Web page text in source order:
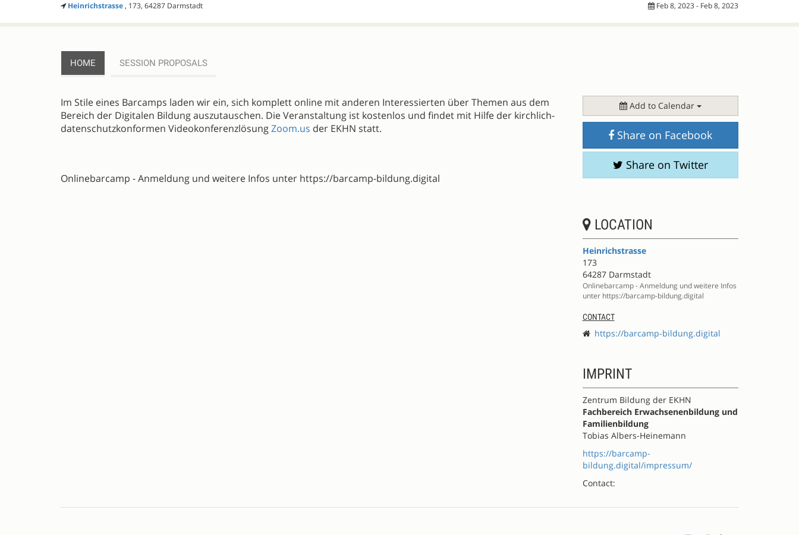
Heinrichstrasse, 173, 64287 Darmstadt Feb 8, 2023 - Feb 8, 2023
HOME SESSION PROPOSALS
DESCRIPTION
Im Stile eines Barcamps laden wir ein, sich komplett online mit anderen Interessierten über Themen aus dem
Bereich der Digitalen Bildung auszutauschen. Die Veranstaltung ist kostenlos und findet mit Hilfe der kirchlich-
datenschutzkonformen VideokonferenzlösungZoom.us der EKHN statt.
Onlinebarcamp - Anmeldung und weitere Infos unter https://barcamp-bildung.digital
Add to Calendar
Share on Facebook
Share on Twitter
LOCATION
Heinrichstrasse
173
64287 Darmstadt
Onlinebarcamp - Anmeldung und weitere Infos
unter https://barcamp-bildung.digital
CONTACT
https://barcamp-bildung.digital
IMPRINT
Zentrum Bildung der EKHN
Fachbereich Erwachsenenbildung und
Familienbildung
Tobias Albers-Heinemann
https://barcamp-
bildung.digital/impressum/
Contact: